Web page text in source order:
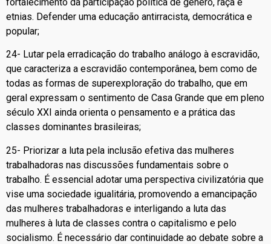
etnias. Defender uma educação antirracista, democrática e
popular;
24- Lutar pela erradicação do trabalho análogo à escravidão,
que caracteriza a escravidão contemporânea, bem como de
todas as formas de superexploração do trabalho, que em
geral expressam o sentimento de Casa Grande que em pleno
século XXI ainda orienta o pensamento e a prática das
classes dominantes brasileiras;
25- Priorizar a luta pela inclusão efetiva das mulheres
trabalhadoras nas discussões fundamentais sobre o
trabalho. É essencial adotar uma perspectiva civilizatória que
vise uma sociedade igualitária, promovendo a emancipação
das mulheres trabalhadoras e interligando a luta das
mulheres à luta de classes contra o capitalismo e pelo
socialismo. É necessário dar continuidade ao debate sobre a